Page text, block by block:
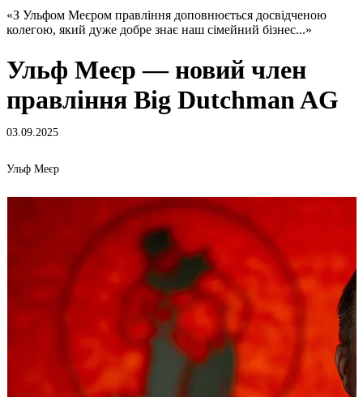
​«З Ульфом Меєром правління доповнюється досвідченою
колегою, який дуже добре знає наш сімейний бізнес...»
Ульф Меєр — новий член
правління Big Dutchman AG
03.09.2025
Ульф Меєр